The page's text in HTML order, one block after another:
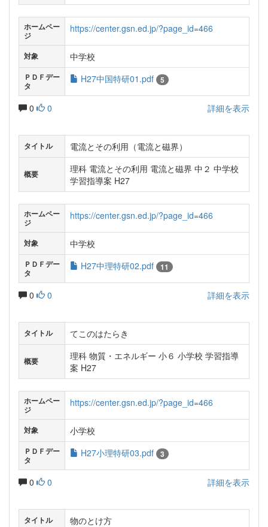
ホームペー
ジ
https://center.gsn.ed.jp/?page_id=466
対象 中学校
ＰＤＦデー
タ
H27中国特研01.pdf 5
0 0 詳細を表示
タイトル 電流とその利用（電流と磁界）
概要
理科 電流とその利用 電流と磁界 中２ 中学校
学習指導案 H27
ホームペー
ジ
https://center.gsn.ed.jp/?page_id=466
対象 中学校
ＰＤＦデー
タ
H27中理特研02.pdf 11
0 0 詳細を表示
タイトル てこのはたらき
概要
理科 物質・エネルギー 小６ 小学校 学習指導
案 H27
ホームペー
ジ
https://center.gsn.ed.jp/?page_id=466
対象 小学校
ＰＤＦデー
タ
H27小理特研03.pdf 3
0 0 詳細を表示
タイトル 物のとけ方